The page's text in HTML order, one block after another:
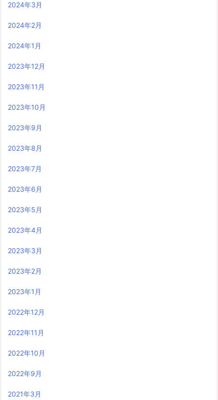
2024年3月
2024年2月
2024年1月
2023年12月
2023年11月
2023年10月
2023年9月
2023年8月
2023年7月
2023年6月
2023年5月
2023年4月
2023年3月
2023年2月
2023年1月
2022年12月
2022年11月
2022年10月
2022年9月
2021年3月